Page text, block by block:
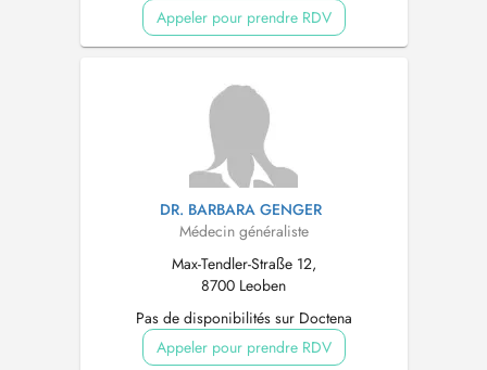
Appeler pour prendre RDV
DR. BARBARA GENGER
Médecin généraliste
Max-Tendler-Straße 12,
8700 Leoben
Pas de disponibilités sur Doctena
Appeler pour prendre RDV